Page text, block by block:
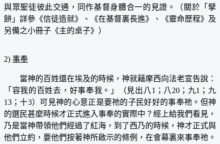
與眾聖徒彼此交通，同作基督身體合一的見證。（關於「擘
餅」詳參《信徒造就》、《在基督裏長進》、《靈命歷程》及
另備之小冊子《主的桌子》）
2) 事奉
當神的百姓還在埃及的時候，神就藉摩西向法老宣告說：
「容我的百姓去，好事奉我。」（見出八1；八20；九1；九
13；十3）可見神的心意正是要祂的子民好好的事奉祂。但神
的選民甚麼時候才正式進入事奉的實際中？經上給我們看見，
乃是當神帶領他們經過了紅海，到了西乃的時候，神才正式與
他們立約，要他們按著神所啟示的條例，在會幕裏來事奉祂。